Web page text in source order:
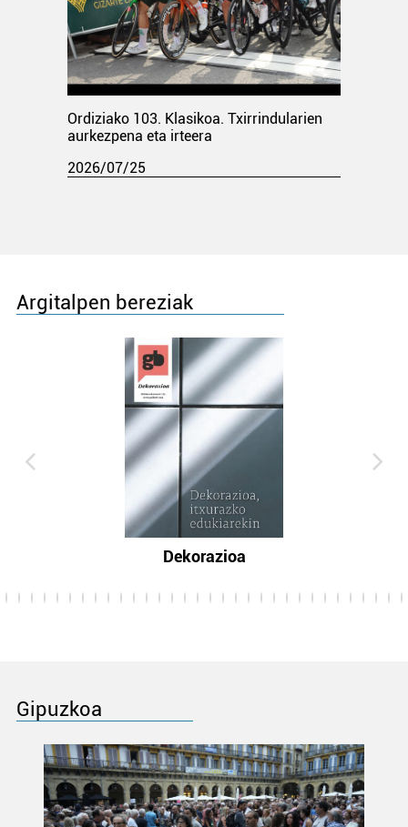
Ordiziako 103. Klasikoa. Txirrindularien
aurkezpena eta irteera
2026/07/25
Argitalpen bereziak
Dekorazioa
Gipuzkoa